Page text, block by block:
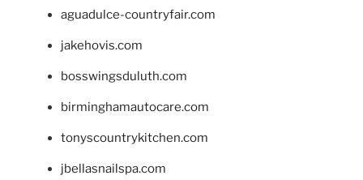
aguadulce-countryfair.com
jakehovis.com
bosswingsduluth.com
birminghamautocare.com
tonyscountrykitchen.com
jbellasnailspa.com